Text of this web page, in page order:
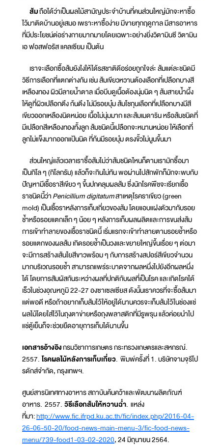
ส้มถือได้ว่าเป็นผลไม้สามัญประจำบ้านที่คนส่วนใหญ่มักจะหาซื้อ
ไว้มาติดบ้านอยู่เสมอ เพราะหาซื้อง่าย มีขายทุกฤดูกาล มีสารอาหาร
ที่มีประโยชน์ต่อร่างกายมากมายโดยเฉพาะอย่างยิ่งวิตามินซี วิตามิน
เอ ฟอสฟอรัส แคลเซียม เป็นต้น
เราจะเลือกซื้อส้มยังไงให้ได้รสชาติดีอร่อยถูกใจล่ะ ส้มแต่ละชนิดมี
วิธีการเลือกที่แตกต่างกัน เช่น ส้มเขียวหวานต้องเลือกที่เปลือกบางสี
เหลืองทอง ผิวมีลายน้ำตาล เมื่อบีบดูเนื้อต้องนุ่มนิด ๆ ส้มสายน้ำผึ้ง
ให้ดูที่ผิวเปลือกตึง ก้นตึง ไม่มีรอยบุ๋ม ส้มโชกุนเลือกที่เปลือกบางมีสี
เขียวออกเหลืองนิดหน่อย เนื้อไม่นุ่มมาก และส้มเมดาริน หรือส้มชนิดที่
มีเปลือกสีเหลืองทองทั้งลูก ส้มชนิดนี้เปลือกจะหนานหน่อย ให้เลือกที่
ลูกไม่แข็งมากออกแป้นนิด ที่ก้นมีรอยบุ๋ม ตรงขั้วไม่นูนขึ้นมา
ส่วนใหญ่แล้วเวลาเราซื้อส้มไม่ว่าส้มชนิดไหนก็ตามเรามักซื้อมา
เป็นกิโล ๆ (กิโลกรัม) แล้วก็จะกินไม่ทัน พอผ่านไปสักพักก็มักจะพบกับ
ปัญหามีเชื้อราสีเขียว ๆ ขึ้นปกคลุมผลส้ม ซึ่งนักโรคพืชจะเรียกเชื้อ
ราชนิดนี้ว่าPenicillium digitatumสาเหตุโรคราเขียว (green
mold) เป็นเชื้อราหลังการเก็บเกี่ยวของส้ม โดยแอบแฝงตัวมากับรอย
ช้ำหรือรอยแตกเล็ก ๆ น้อย ๆ หลังการเก็บผลผลิตและการขนส่งส้ม
การเข้าทำลายของเชื้อราชนิดนี้ เริ่มแรกจะเข้าทำลายตามรอยช้ำหรือ
รอยแตกของผลส้ม เกิดรอยช้ำเป็นวงและขยายใหญ่ขึ้นเรื่อย ๆ ต่อมา
จะมีการสร้างเส้นใยสีขาวพร้อม ๆ กับการสร้างสปอร์สีเขียวจำนวน
มากบริเวณรอยช้ำ สามารถแพร่ระบาดจากผลหนึ่งไปยังอีกผลหนึ่ง
ได้ โดยการสัมผัสกันระหว่างผลที่ปกติกับผลที่เป็นโรค และเกิดโรคได้
เร็วในช่วงอุณหภูมิ 22-27 องซาเซลเซียส ดังนั้นเราควรที่จะซื้อส้มมา
แต่พอดี หรือถ้าอยากเก็บส้มไว้ให้อยู่ได้นานควรจะเก็บส้มไว้ในช่องแช่
ผลไม้โดยใส่ไว้ในถุงตาข่ายหรือถุงพลาสติกที่มีรูพรุน แล้วค่อยนำไป
แช่ตู้เย็นก็จะช่วยยืดอายุการเก็บได้นานขึ้น
เอกสารอ้างอิงกรมวิชาการเกษตร กระทรวงเกษตรและสหกรณ์.
2557. โรคผลไม้หลังการเก็บเกี่ยว. พิมพ์ครั้งที่ 1. บริษัทจามจุรีโป
รดักส์จำกัด, กรุงเทพฯ.
ศูนย์สารนิเทศทางอาหาร สถาบันค้นคว้าและพัฒนาผลิตภัณฑ์
อาหาร. 2557. วิธีเลือกส้มให้หวานฉ่ำ. แหล่ง
ที่มา:http://www.fic.ifrpd.ku.ac.th/fic/index.php/2016-04-
26-06-50-20/food-news-main-menu-3/fic-food-news-
menu/739-food1-03-02-2020, 24 มิถุนายน 2564.